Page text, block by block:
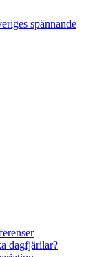
dagfjärilar?